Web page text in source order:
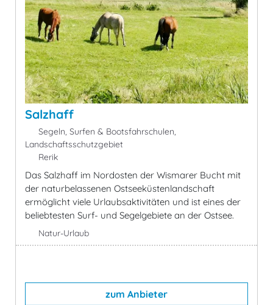
Salzhaff
Segeln, Surfen & Bootsfahrschulen,
Landschaftsschutzgebiet
Rerik
Das Salzhaff im Nordosten der Wismarer Bucht mit
der naturbelassenen Ostseeküstenlandschaft
ermöglicht viele Urlaubsaktivitäten und ist eines der
beliebtesten Surf- und Segelgebiete an der Ostsee.
Natur-Urlaub
zum Anbieter